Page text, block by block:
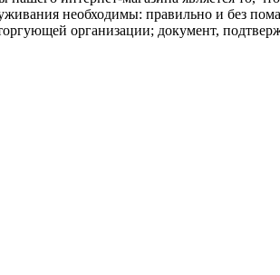
необходимы: правильно и без
организации; документ,